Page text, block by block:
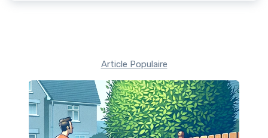
Article Populaire